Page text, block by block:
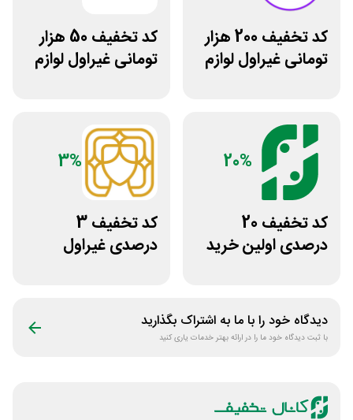
کد تخفیف 200 هزار
تومانی غیراول لوازم
کد تخفیف 50 هزار
تومانی غیراول لوازم
20%
کد تخفیف 20
درصدی اولین خرید
3%
کد تخفیف 3
درصدی غیراول
دیدگاه خود را با ما به اشتراک بگذارید
با ثبت دیدگاه خود ما را در ارائه بهتر خدمات یاری کنید